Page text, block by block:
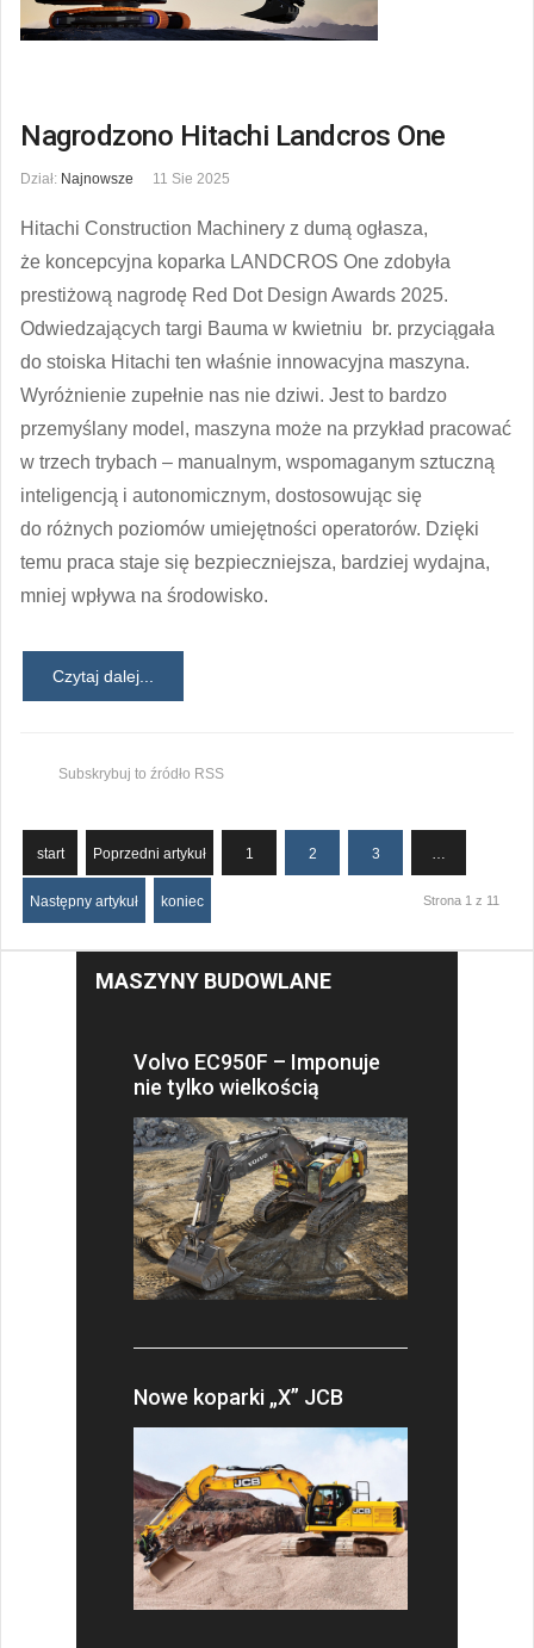
Nagrodzono Hitachi Landcros One
Dział: Najnowsze 11 Sie 2025
Hitachi Construction Machinery z dumą ogłasza,
że koncepcyjna koparka LANDCROS One zdobyła
prestiżową nagrodę Red Dot Design Awards 2025.
Odwiedzających targi Bauma w kwietniu br. przyciągała
do stoiska Hitachi ten właśnie innowacyjna maszyna.
Wyróżnienie zupełnie nas nie dziwi. Jest to bardzo
przemyślany model, maszyna może na przykład pracować
w trzech trybach – manualnym, wspomaganym sztuczną
inteligencją i autonomicznym, dostosowując się
do różnych poziomów umiejętności operatorów. Dzięki
temu praca staje się bezpieczniejsza, bardziej wydajna,
mniej wpływa na środowisko.
Czytaj dalej...
Subskrybuj to źródło RSS
start Poprzedni artykuł 1 2 3
Następny artykuł koniec Strona 1 z 11
MASZYNY BUDOWLANE
Volvo EC950F – Imponuje
nie tylko wielkością
Nowe koparki „X” JCB